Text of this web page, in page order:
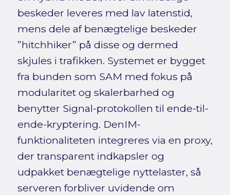
beskeder leveres med lav latenstid,
mens dele af benægtelige beskeder
”hitchhiker” på disse og dermed
skjules i trafikken. Systemet er bygget
fra bunden som SAM med fokus på
modularitet og skalerbarhed og
benytter Signal-protokollen til ende-til-
ende-kryptering. DenIM-
funktionaliteten integreres via en proxy,
der transparent indkapsler og
udpakket benægtelige nyttelaster, så
serveren forbliver uvidende om